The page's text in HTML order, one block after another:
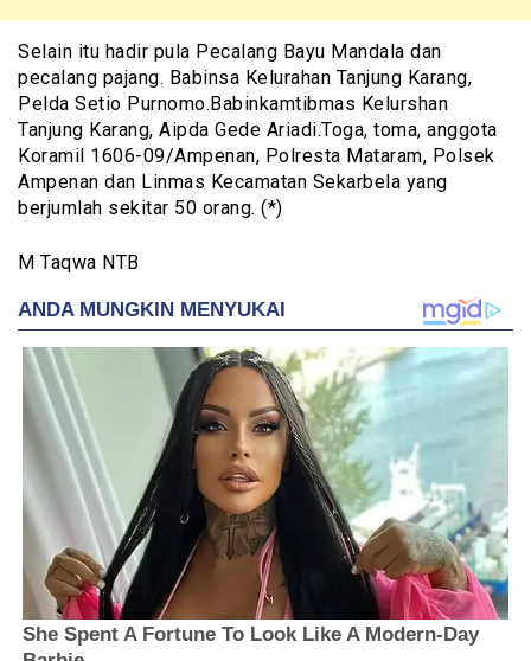
Selain itu hadir pula Pecalang Bayu Mandala dan
pecalang pajang. Babinsa Kelurahan Tanjung Karang,
Pelda Setio Purnomo.Babinkamtibmas Kelurshan
Tanjung Karang, Aipda Gede Ariadi.Toga, toma, anggota
Koramil 1606-09/Ampenan, Polresta Mataram, Polsek
Ampenan dan Linmas Kecamatan Sekarbela yang
berjumlah sekitar 50 orang. (*)
M Taqwa NTB